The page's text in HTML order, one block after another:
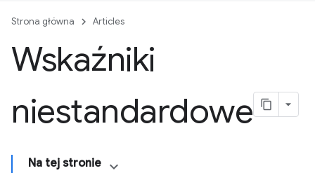
Strona główna Articles
Wskaźniki
niestandardowe
Na tej stronie